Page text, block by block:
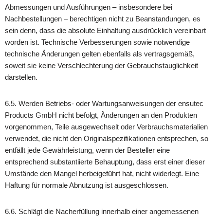
Abmessungen und Ausführungen – insbesondere bei
Nachbestellungen – berechtigen nicht zu Beanstandungen, es
sein denn, dass die absolute Einhaltung ausdrücklich vereinbart
worden ist. Technische Verbesserungen sowie notwendige
technische Änderungen gelten ebenfalls als vertragsgemäß,
soweit sie keine Verschlechterung der Gebrauchstauglichkeit
darstellen.
6.5. Werden Betriebs- oder Wartungsanweisungen der ensutec
Products GmbH nicht befolgt, Änderungen an den Produkten
vorgenommen, Teile ausgewechselt oder Verbrauchsmaterialien
verwendet, die nicht den Originalspezifikationen entsprechen, so
entfällt jede Gewährleistung, wenn der Besteller eine
entsprechend substantiierte Behauptung, dass erst einer dieser
Umstände den Mangel herbeigeführt hat, nicht widerlegt. Eine
Haftung für normale Abnutzung ist ausgeschlossen.
6.6. Schlägt die Nacherfüllung innerhalb einer angemessenen